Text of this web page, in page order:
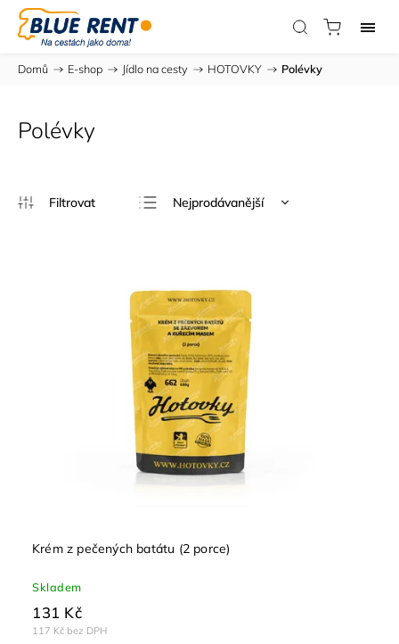
Domů / E-shop / Jídlo na cesty / HOTOVKY / Polévky
Polévky
Nejprodávanější
Abecedně
Krém z pečených batátu (2 porce)
Skladem
117 Kč bez DPH
131 Kč